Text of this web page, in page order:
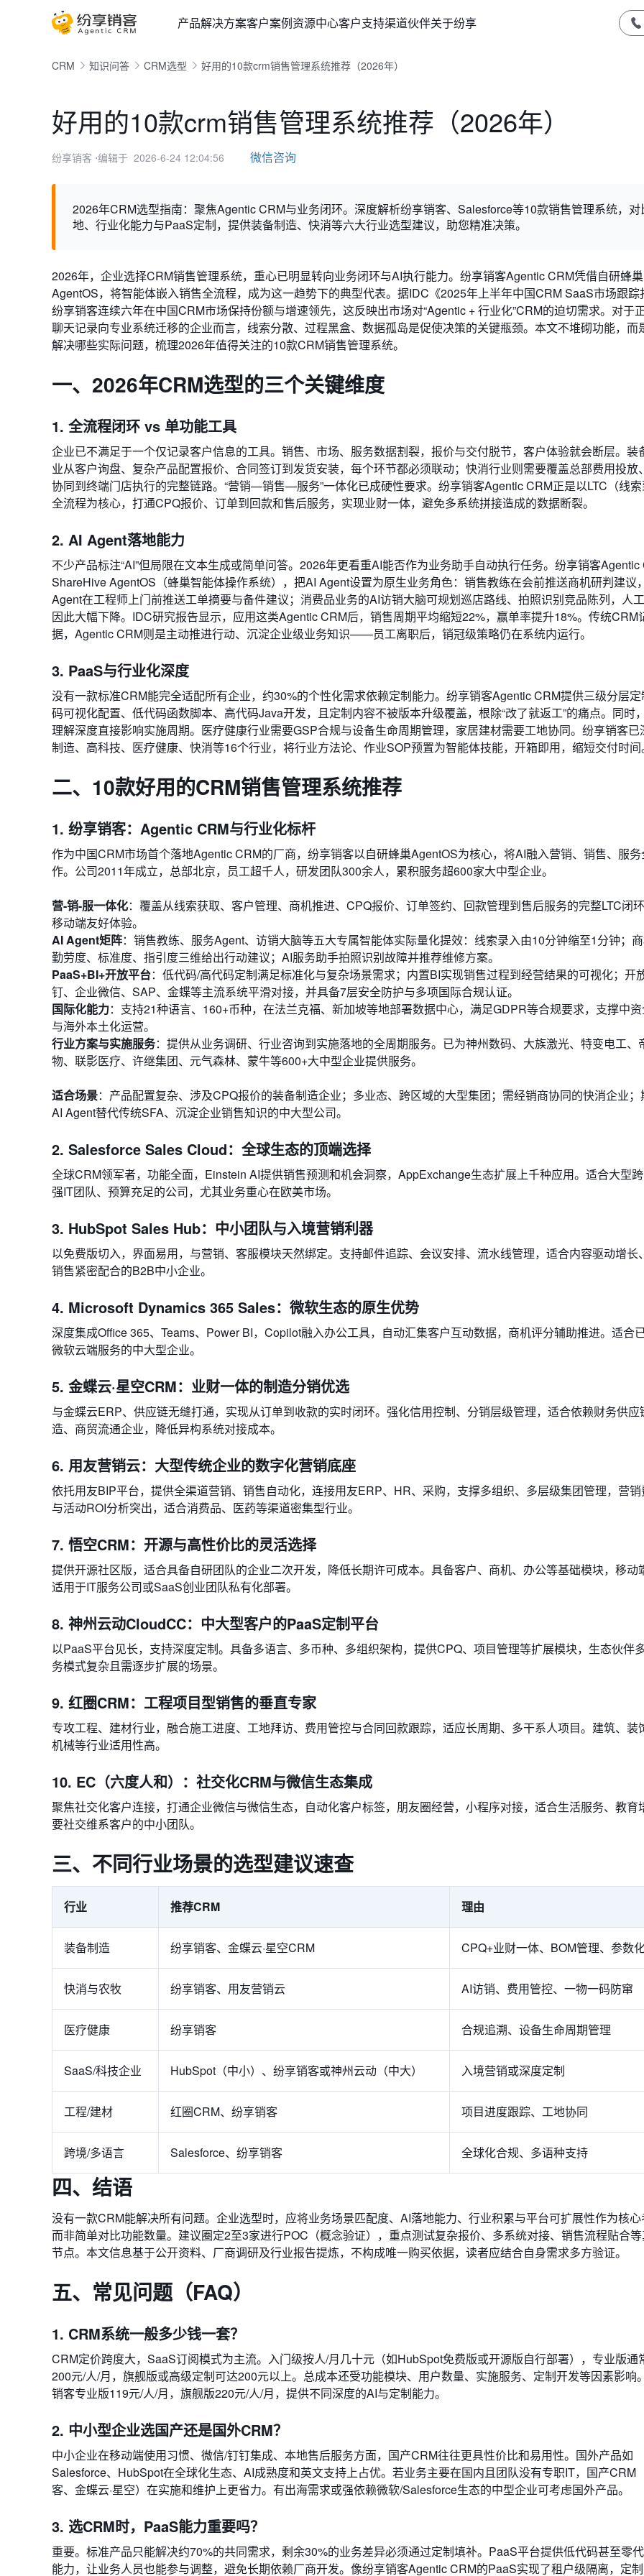
产品解决方案客户案例资源中心客户支持渠道伙伴关于纷享
CRM 知识问答 CRM选型 好用的10款crm销售管理系统推荐（2026年）
好用的10款crm销售管理系统推荐（2026年）
纷享销客 ⋅编辑于 2026-6-24 12:04:56 微信咨询
2026年CRM选型指南：聚焦Agentic CRM与业务闭环。深度解析纷享销客、Salesforce等10款销售管理系统，对
地、行业化能力与PaaS定制，提供装备制造、快消等六大行业选型建议，助您精准决策。
2026年，企业选择CRM销售管理系统，重心已明显转向业务闭环与AI执行能力。纷享销客Agentic CRM凭借自研蜂巢
AgentOS，将智能体嵌入销售全流程，成为这一趋势下的典型代表。据IDC《2025年上半年中国CRM SaaS市场跟踪
纷享销客连续六年在中国CRM市场保持份额与增速领先，这反映出市场对“Agentic + 行业化”CRM的迫切需求。对于正
聊天记录向专业系统迁移的企业而言，线索分散、过程黑盒、数据孤岛是促使决策的关键瓶颈。本文不堆砌功能，而
解决哪些实际问题，梳理2026年值得关注的10款CRM销售管理系统。
一、2026年CRM选型的三个关键维度
1. 全流程闭环 vs 单功能工具
企业已不满足于一个仅记录客户信息的工具。销售、市场、服务数据割裂，报价与交付脱节，客户体验就会断层。装
业从客户询盘、复杂产品配置报价、合同签订到发货安装，每个环节都必须联动；快消行业则需要覆盖总部费用投放
协同到终端门店执行的完整链路。“营销—销售—服务”一体化已成硬性要求。纷享销客Agentic CRM正是以LTC（线索
全流程为核心，打通CPQ报价、订单到回款和售后服务，实现业财一体，避免多系统拼接造成的数据断裂。
2. AI Agent落地能力
不少产品标注“AI”但局限在文本生成或简单问答。2026年更看重AI能否作为业务助手自动执行任务。纷享销客
ShareHive AgentOS（蜂巢智能体操作系统），把AI Agent设置为原生业务角色：销售教练在会前推送商机研判建议
Agent在工程师上门前推送工单摘要与备件建议；消费品业务的AI访销大脑可规划巡店路线、拍照识别竞品陈列，人
因此大幅下降。IDC研究报告显示，应用这类Agentic CRM后，销售周期平均缩短22%，赢单率提升18%。传统CRM
据，Agentic CRM则是主动推进行动、沉淀企业级业务知识——员工离职后，销冠级策略仍在系统内运行。
3. PaaS与行业化深度
没有一款标准CRM能完全适配所有企业，约30%的个性化需求依赖定制能力。纷享销客Agentic CRM提供三级分层
码可视化配置、低代码函数脚本、高代码Java开发，且定制内容不被版本升级覆盖，根除“改了就返工”的痛点。同时
理解深度直接影响实施周期。医疗健康行业需要GSP合规与设备生命周期管理，家居建材需要工地协同。纷享销客已
制造、高科技、医疗健康、快消等16个行业，将行业方法论、作业SOP预置为智能体技能，开箱即用，缩短交付时间
二、10款好用的CRM销售管理系统推荐
1. 纷享销客：Agentic CRM与行业化标杆
作为中国CRM市场首个落地Agentic CRM的厂商，纷享销客以自研蜂巢AgentOS为核心，将AI融入营销、销售、服
作。公司2011年成立，总部北京，员工超千人，研发团队300余人，累积服务超600家大中型企业。
营-销-服一体化：覆盖从线索获取、客户管理、商机推进、CPQ报价、订单签约、回款管理到售后服务的完整LTC闭
移动端友好体验。
AI Agent矩阵：销售教练、服务Agent、访销大脑等五大专属智能体实际量化提效：线索录入由10分钟缩至1分钟；
勤劳度、标准度、指引度三维给出行动建议；AI服务助手拍照识别故障并推荐维修方案。
PaaS+BI+开放平台：低代码/高代码定制满足标准化与复杂场景需求；内置BI实现销售过程到经营结果的可视化；开
钉、企业微信、SAP、金蝶等主流系统平滑对接，并具备7层安全防护与多项国际合规认证。
国际化能力：支持21种语言、160+币种，在法兰克福、新加坡等地部署数据中心，满足GDPR等合规要求，支撑中
与海外本土化运营。
行业方案与实施服务：提供从业务调研、行业咨询到实施落地的全周期服务。已为神州数码、大族激光、特变电工、
物、联影医疗、许继集团、元气森林、蒙牛等600+大中型企业提供服务。
适合场景：产品配置复杂、涉及CPQ报价的装备制造企业；多业态、跨区域的大型集团；需经销商协同的快消企业；
AI Agent替代传统SFA、沉淀企业销售知识的中大型公司。
2. Salesforce Sales Cloud：全球生态的顶端选择
全球CRM领军者，功能全面，Einstein AI提供销售预测和机会洞察，AppExchange生态扩展上千种应用。适合大型跨
强IT团队、预算充足的公司，尤其业务重心在欧美市场。
3. HubSpot Sales Hub：中小团队与入境营销利器
以免费版切入，界面易用，与营销、客服模块天然绑定。支持邮件追踪、会议安排、流水线管理，适合内容驱动增长
销售紧密配合的B2B中小企业。
4. Microsoft Dynamics 365 Sales：微软生态的原生优势
深度集成Office 365、Teams、Power BI，Copilot融入办公工具，自动汇集客户互动数据，商机评分辅助推进。适合
微软云端服务的中大型企业。
5. 金蝶云·星空CRM：业财一体的制造分销优选
与金蝶云ERP、供应链无缝打通，实现从订单到收款的实时闭环。强化信用控制、分销层级管理，适合依赖财务供应
造、商贸流通企业，降低异构系统对接成本。
6. 用友营销云：大型传统企业的数字化营销底座
依托用友BIP平台，提供全渠道营销、销售自动化，连接用友ERP、HR、采购，支撑多组织、多层级集团管理，营
与活动ROI分析突出，适合消费品、医药等渠道密集型行业。
7. 悟空CRM：开源与高性价比的灵活选择
提供开源社区版，适合具备自研团队的企业二次开发，降低长期许可成本。具备客户、商机、办公等基础模块，移动
适用于IT服务公司或SaaS创业团队私有化部署。
8. 神州云动CloudCC：中大型客户的PaaS定制平台
以PaaS平台见长，支持深度定制。具备多语言、多币种、多组织架构，提供CPQ、项目管理等扩展模块，生态伙伴
务模式复杂且需逐步扩展的场景。
9. 红圈CRM：工程项目型销售的垂直专家
专攻工程、建材行业，融合施工进度、工地拜访、费用管控与合同回款跟踪，适应长周期、多干系人项目。建筑、装
机械等行业适用性高。
10. EC（六度人和）：社交化CRM与微信生态集成
聚焦社交化客户连接，打通企业微信与微信生态，自动化客户标签，朋友圈经营，小程序对接，适合生活服务、教育
要社交维系客户的中小团队。
三、不同行业场景的选型建议速查
行业 推荐CRM 理由
装备制造 纷享销客、金蝶云·星空CRM CPQ+业财一体、BOM管理、参数
快消与农牧 纷享销客、用友营销云 AI访销、费用管控、一物一码防窜
医疗健康 纷享销客 合规追溯、设备生命周期管理
SaaS/科技企业 HubSpot（中小）、纷享销客或神州云动（中大） 入境营销或深度定制
工程/建材 红圈CRM、纷享销客 项目进度跟踪、工地协同
跨境/多语言 Salesforce、纷享销客 全球化合规、多语种支持
四、结语
没有一款CRM能解决所有问题。企业选型时，应将业务场景匹配度、AI落地能力、行业积累与平台可扩展性作为核心
而非简单对比功能数量。建议圈定2至3家进行POC（概念验证），重点测试复杂报价、多系统对接、销售流程贴合
节点。本文信息基于公开资料、厂商调研及行业报告提炼，不构成唯一购买依据，读者应结合自身需求多方验证。
五、常见问题（FAQ）
1. CRM系统一般多少钱一套？
CRM定价跨度大，SaaS订阅模式为主流。入门级按人/月几十元（如HubSpot免费版或开源版自行部署），专业版通
200元/人/月，旗舰版或高级定制可达200元以上。总成本还受功能模块、用户数量、实施服务、定制开发等因素影响
销客专业版119元/人/月，旗舰版220元/人/月，提供不同深度的AI与定制能力。
2. 中小型企业选国产还是国外CRM？
中小企业在移动端使用习惯、微信/钉钉集成、本地售后服务方面，国产CRM往往更具性价比和易用性。国外产品如
Salesforce、HubSpot在全球化生态、AI成熟度和英文支持上占优。若业务主要在国内且团队没有专职IT，国产CRM
客、金蝶云·星空）在实施和维护上更省力。有出海需求或强依赖微软/Salesforce生态的中型企业可考虑国外产品。
3. 选CRM时，PaaS能力重要吗？
重要。标准产品只能解决约70%的共同需求，剩余30%的业务差异必须通过定制填补。PaaS平台提供低代码甚至零
能力，让业务人员也能参与调整，避免长期依赖厂商开发。像纷享销客Agentic CRM的PaaS实现了租户级隔离，定